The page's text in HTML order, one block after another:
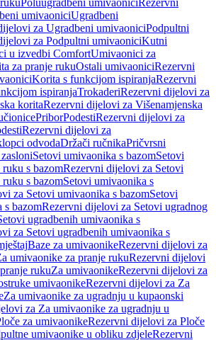
Poluugradbeni umivaoniciRezervni
umivaoniciUgradbeni
za Ugradbeni umivaoniciPodpultni
za Podpultni umivaoniciKutni
u izvedbi ComfortUmivaonici za
za pranje rukuOstali umivaoniciRezervni
Korita s funkcijom ispiranjaRezervni
ispiranjaTrokaderiRezervni dijelovi za
koritaRezervni dijelovi za Višenamjenska
PriborPodestiRezervni dijelovi za
Rezervni dijelovi za
odvodaDržači ručnikaPričvrsni
Setovi umivaonika s bazomSetovi
s bazomRezervni dijelovi za Setovi
s bazomSetovi umivaonika s
za Setovi umivaonika s bazomSetovi
s bazomRezervni dijelovi za Setovi ugradnog
ugradbenih umivaonika s
za Setovi ugradbenih umivaonika s
Baze za umivaonikeRezervni dijelovi za
umivaonike za pranje rukuRezervni dijelovi
rukuZa umivaonikeRezervni dijelovi za
umivaonikeRezervni dijelovi za Za
Za umivaonike za ugradnju u kupaonski
za Za umivaonike za ugradnju u
za umivaonikeRezervni dijelovi za Ploče
umivaonike u obliku zdjeleRezervni